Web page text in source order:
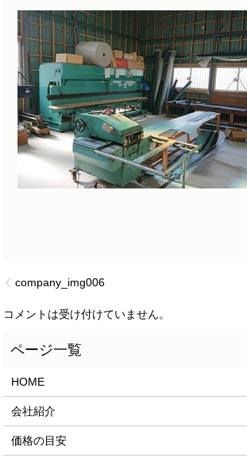
company_img006
コメントは受け付けていません。
HOME
会社紹介
価格の目安